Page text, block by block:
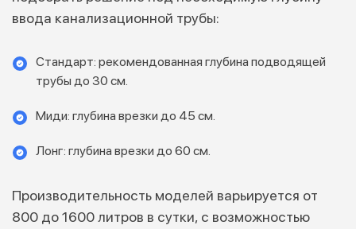
ввода канализационной трубы:
Стандарт: рекомендованная глубина подводящей
трубы до 30 см.
Миди: глубина врезки до 45 см.
Лонг: глубина врезки до 60 см.
Производительность моделей варьируется от
800 до 1600 литров в сутки, с возможностью